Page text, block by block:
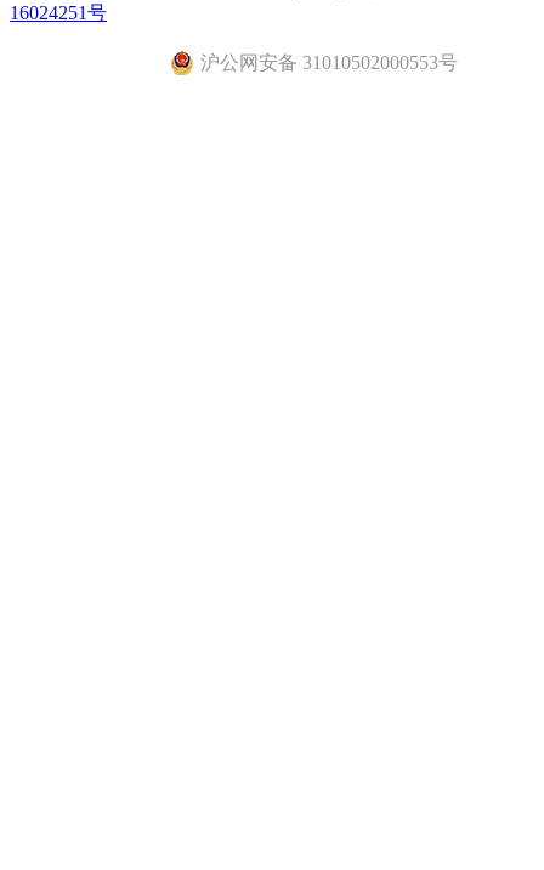
16024251号
沪公网安备 31010502000553号